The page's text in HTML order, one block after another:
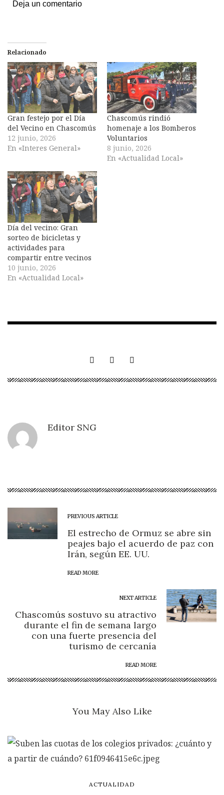
Deja un comentario
Relacionado
Gran festejo por el Día
del Vecino en Chascomús
12 junio, 2026
En «Interes General»
Chascomús rindió
homenaje a los Bomberos
Voluntarios
8 junio, 2026
En «Actualidad Local»
Día del vecino: Gran
sorteo de bicicletas y
actividades para
compartir entre vecinos
10 junio, 2026
En «Actualidad Local»
Editor SNG
PREVIOUS ARTICLE
El estrecho de Ormuz se abre sin
peajes bajo el acuerdo de paz con
Irán, según EE. UU.
READ MORE
NEXT ARTICLE
Chascomús sostuvo su atractivo
durante el fin de semana largo
con una fuerte presencia del
turismo de cercanía
READ MORE
You May Also Like
ACTUALIDAD